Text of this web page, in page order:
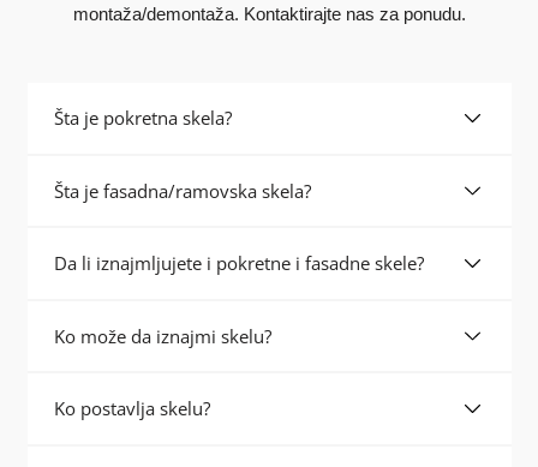
montaža/demontaža. Kontaktirajte nas za ponudu.
Šta je pokretna skela?
Šta je fasadna/ramovska skela?
Da li iznajmljujete i pokretne i fasadne skele?
Ko može da iznajmi skelu?
Ko postavlja skelu?